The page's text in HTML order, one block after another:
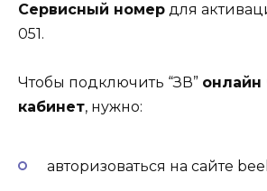
Сервисный номер для
051.
Чтобы подключить “ЗВ” онлайн
кабинет, нужно:
авторизоваться на сайте